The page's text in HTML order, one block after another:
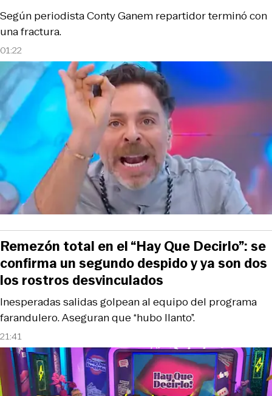
01:22
Según periodista Conty Ganem repartidor terminó con
una fractura.
21:41
Inesperadas salidas golpean al equipo del programa
farandulero. Aseguran que “hubo llanto”.
Remezón total en el “Hay Que Decirlo”: se
confirma un segundo despido y ya son dos
los rostros desvinculados